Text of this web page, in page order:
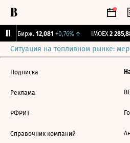
CNY Бирж. 12,081 +0,76%↑ IMOEX 2 285,88
Ситуация на топливном рынке:
Подписка
Реклама
РФРИТ
Справочник компаний